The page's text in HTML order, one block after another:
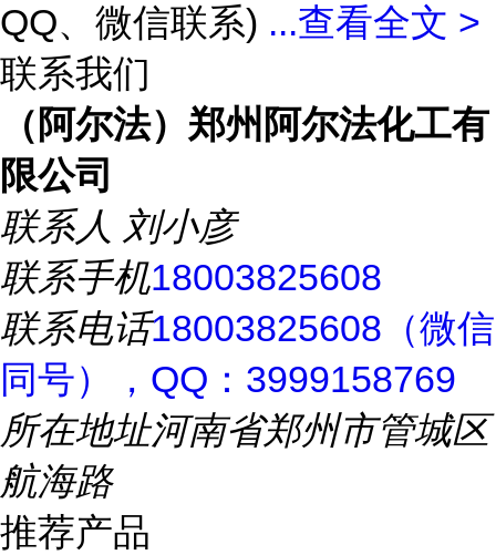
QQ、微信联系) ...查看全文 >
联系我们
（阿尔法）郑州阿尔法化工有
限公司
联系人 刘小彦
联系手机18003825608
联系电话18003825608（微信
同号），QQ：3999158769
所在地址河南省郑州市管城区
航海路
推荐产品